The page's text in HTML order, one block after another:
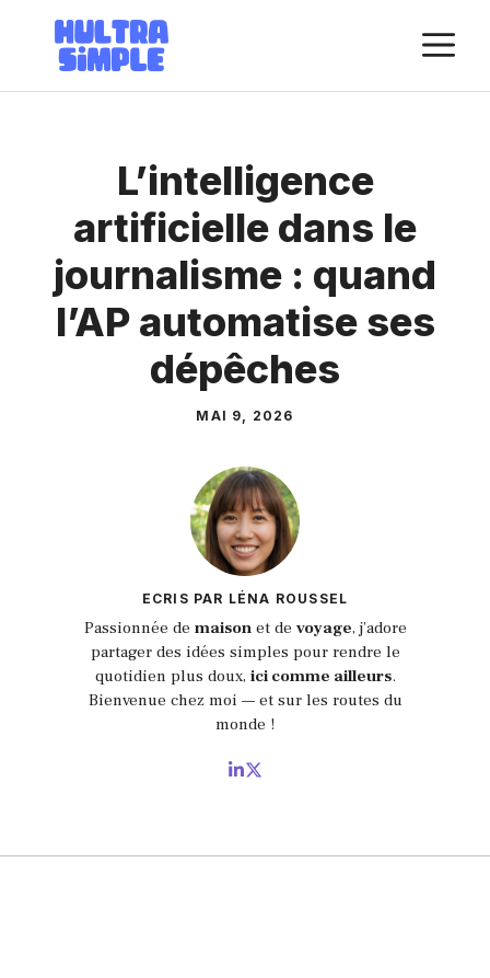
contenu
L’intelligence
artificielle dans le
journalisme : quand
l’AP automatise ses
dépêches
MAI 9, 2026
ECRIS PAR LÉNA ROUSSEL
Passionnée de maisonet de voyage, j’adore
partager des idées simples pour rendre le
quotidien plus doux, ici comme ailleurs.
Bienvenue chez moi — et sur les routes du
monde !